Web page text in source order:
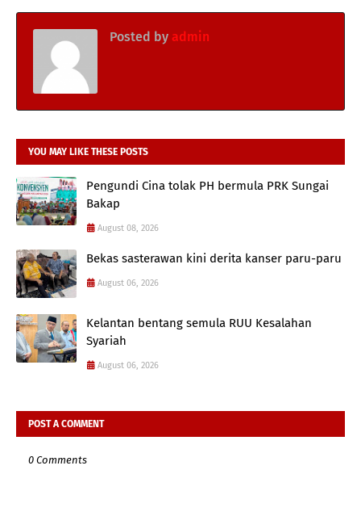
Posted by admin
YOU MAY LIKE THESE POSTS
Pengundi Cina tolak PH bermula PRK Sungai
Bakap
August 08, 2026
Bekas sasterawan kini derita kanser paru-paru
August 06, 2026
Kelantan bentang semula RUU Kesalahan
Syariah
August 06, 2026
POST A COMMENT
0 Comments